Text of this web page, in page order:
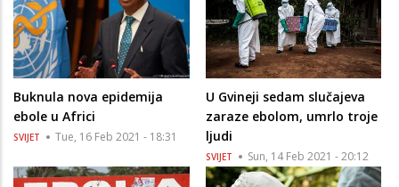
Buknula nova epidemija
ebole u Africi
SVIJET Tue, 16 Feb 2021 - 18:31
U Gvineji sedam slučajeva
zaraze ebolom, umrlo troje
ljudi
SVIJET Sun, 14 Feb 2021 - 20:12